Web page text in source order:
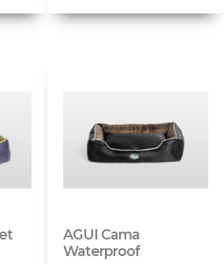
AGUI Cama
Waterproof